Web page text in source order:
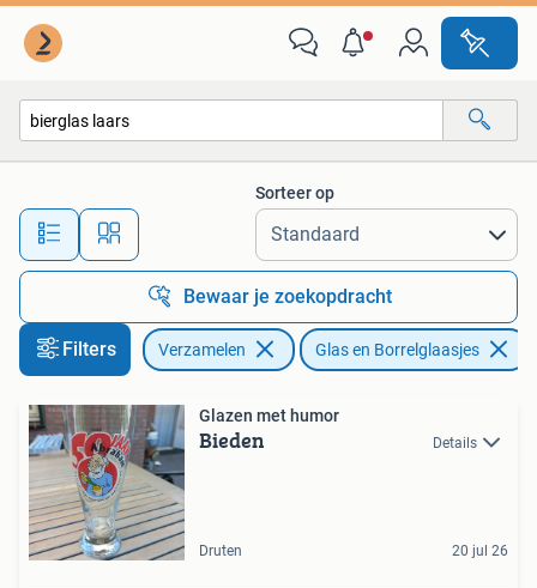
Alle afstanden…
Sorteer op
Bewaar je zoekopdracht
Filters Verzamelen Glas en Borrelglaasjes
Glazen met humor
Bieden Details
Druten 20 jul 26